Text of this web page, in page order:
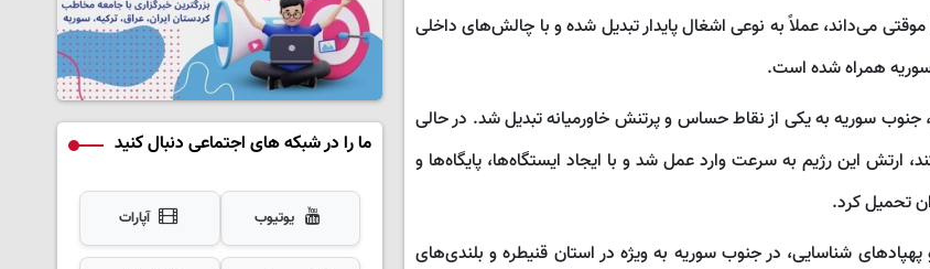
می‌داند، عملاً به نوعی اشغال پایدار تبدیل شده و با چالش‌های داخلی
سوریه همراه شده است.
سوریه به یکی از نقاط حساس و پرتنش خاورمیانه تبدیل شد. در حالی
ارتش این رژیم به سرعت وارد عمل شد و با ایجاد ایستگاه‌ها، پایگاه‌ها و
تحمیل کرد.
شناسایی، در جنوب سوریه به ویژه در استان قنیطره و بلندی‌های
ما را در شبکه های اجتماعی دنبال کنید
یوتیوب آپارات